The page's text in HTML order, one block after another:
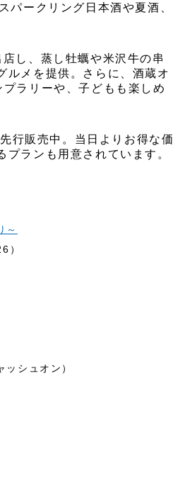
パークリング日本酒や夏酒、
し、蒸し牡蠣や米沢牛の串
ルメを提供。さらに、酒蔵オ
ラリーや、子どもも楽しめ
行販売中。当日よりお得な価
ランも用意されています。
～
）
シュオン）